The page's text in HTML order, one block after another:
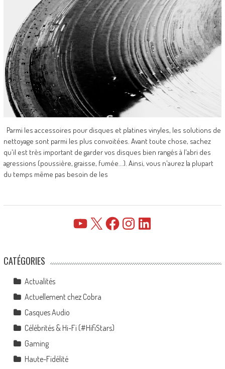
Parmi les accessoires pour disques et platines vinyles, les solutions de
nettoyage sont parmi les plus convoitées. Avant toute chose, sachez
qu'il est très important de garder vos disques bien rangés à l'abri des
agressions (poussière, graisse, fumée...). Ainsi, vous n'aurez la plupart
du temps même pas besoin de les
YouTube FacebookInstagramLinkedIn
CATÉGORIES
Actualités
Actuellement chez Cobra
Casques Audio
Célébrités & Hi-Fi (#HifiStars)
Gaming
Haute-Fidélité